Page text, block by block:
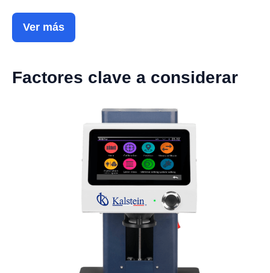
Ver más
Factores clave a considerar